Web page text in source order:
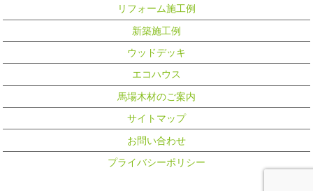
リフォーム施工例
新築施工例
ウッドデッキ
エコハウス
馬場木材のご案内
サイトマップ
お問い合わせ
プライバシーポリシー